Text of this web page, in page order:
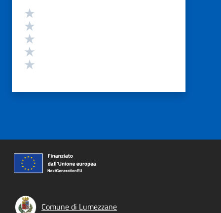
Valutazione
Comune di Lumezzane